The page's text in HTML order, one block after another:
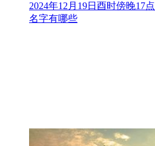
2024年12月19日酉时傍晚17
名字有哪些